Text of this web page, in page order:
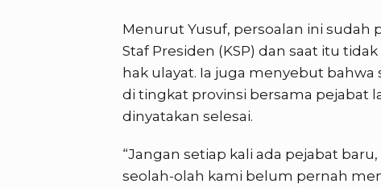
Menurut Yusuf, persoalan ini sudah
Staf Presiden (KSP) dan saat itu
hak ulayat. Ia juga menyebut
di tingkat provinsi bersama pejabat
dinyatakan selesai.
“Jangan setiap kali ada pejabat
seolah-olah kami belum pernah